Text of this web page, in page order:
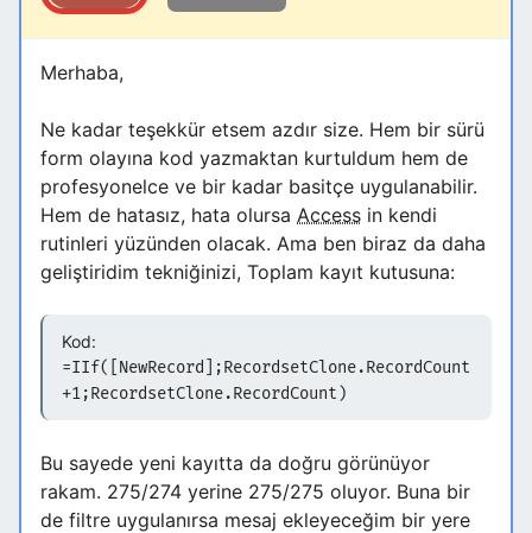
Merhaba,
Ne kadar teşekkür etsem azdır size. Hem bir sürü
form olayına kod yazmaktan kurtuldum hem de
profesyonelce ve bir kadar basitçe uygulanabilir.
Hem de hatasız, hata olursa Access in kendi
rutinleri yüzünden olacak. Ama ben biraz da daha
geliştiridim tekniğinizi, Toplam kayıt kutusuna:
Kod:
=IIf([NewRecord];RecordsetClone.RecordCount
+1;RecordsetClone.RecordCount)
Bu sayede yeni kayıtta da doğru görünüyor
rakam. 275/274 yerine 275/275 oluyor. Buna bir
de filtre uygulanırsa mesaj ekleyeceğim bir yere